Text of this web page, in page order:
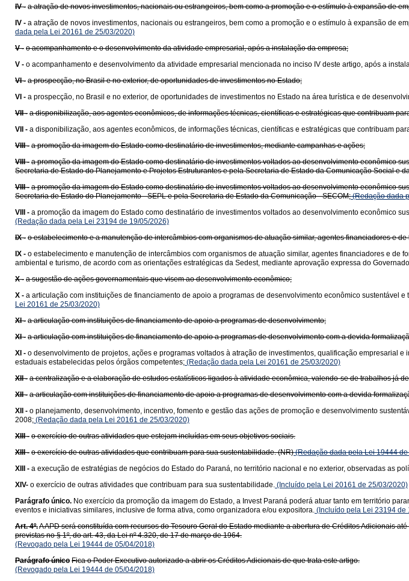
IV - a atração de novos investimentos, nacionais ou estrangeiros, bem como a promoção e o estímulo à expansão de
IV - a atração de novos investimentos, nacionais ou estrangeiros, bem como a promoção e o estímulo à expansão de
dada pela Lei 20161 de 25/03/2020)
V - o acompanhamento e o desenvolvimento da atividade empresarial, após a instalação da empresa;
V - o acompanhamento e desenvolvimento da atividade empresarial mencionada no inciso IV deste artigo, após a
VI - a prospecção, no Brasil e no exterior, de oportunidades de investimentos no Estado;
VI - a prospecção, no Brasil e no exterior, de oportunidades de investimentos no Estado na área turística e de
VII - a disponibilização, aos agentes econômicos, de informações técnicas, científicas e estratégicas que contribuam
VII - a disponibilização, aos agentes econômicos, de informações técnicas, científicas e estratégicas que contribuam
VIII - a promoção da imagem do Estado como destinatário de investimentos, mediante campanhas e ações;
VIII - a promoção da imagem do Estado como destinatário de investimentos voltados ao desenvolvimento econômico
Secretaria de Estado do Planejamento e Projetos Estruturantes e pela Secretaria de Estado da Comunicação Social e
VIII - a promoção da imagem do Estado como destinatário de investimentos voltados ao desenvolvimento econômico
Secretaria de Estado do Planejamento - SEPL e pela Secretaria de Estado da Comunicação - SECOM;(Redação dada
VIII - a promoção da imagem do Estado como destinatário de investimentos voltados ao desenvolvimento econômico
(Redação dada pela Lei 23194 de 19/05/2026)
IX - o estabelecimento e a manutenção de intercâmbios com organismos de atuação similar, agentes financiadores e
IX - o estabelecimento e manutenção de intercâmbios com organismos de atuação similar, agentes financiadores e
ambiental e turismo, de acordo com as orientações estratégicas da Sedest, mediante aprovação expressa do
X - a sugestão de ações governamentais que visem ao desenvolvimento econômico;
X - a articulação com instituições de financiamento de apoio a programas de desenvolvimento econômico sustentável
Lei 20161 de 25/03/2020)
XI - a articulação com instituições de financiamento de apoio a programas de desenvolvimento;
XI - a articulação com instituições de financiamento de apoio a programas de desenvolvimento com a devida
XI - o desenvolvimento de projetos, ações e programas voltados à atração de investimentos, qualificação empresarial
estaduais estabelecidas pelos órgãos competentes; (Redação dada pela Lei 20161 de 25/03/2020)
XII - a centralização e a elaboração de estudos estatísticos ligados à atividade econômica, valendo-se de trabalhos já
XII - a articulação com instituições de financiamento de apoio a programas de desenvolvimento com a devida
XII - o planejamento, desenvolvimento, incentivo, fomento e gestão das ações de promoção e desenvolvimento
2008; (Redação dada pela Lei 20161 de 25/03/2020)
XIII - o exercício de outras atividades que estejam incluídas em seus objetivos sociais.
XIII - o exercício de outras atividades que contribuam para sua sustentabilidade. (NR)(Redação dada pela Lei 19444
XIII - a execução de estratégias de negócios do Estado do Paraná, no território nacional e no exterior, observadas as
XIV- o exercício de outras atividades que contribuam para sua sustentabilidade. (Incluído pela Lei 20161 de 25/03/2020)
Parágrafo único. No exercício da promoção da imagem do Estado, a Invest Paraná poderá atuar tanto em território
eventos e iniciativas similares, inclusive de forma ativa, como organizadora e/ou expositora. (Incluído pela Lei 23194 de
Art. 4º.A APD será constituída com recursos do Tesouro Geral do Estado mediante a abertura de Créditos Adicionais
previstas no § 1º, do art. 43, da Lei nº 4.320, de 17 de março de 1964.
(Revogado pela Lei 19444 de 05/04/2018)
Parágrafo único Fica o Poder Executivo autorizado a abrir os Créditos Adicionais de que trata este artigo.
(Revogado pela Lei 19444 de 05/04/2018)